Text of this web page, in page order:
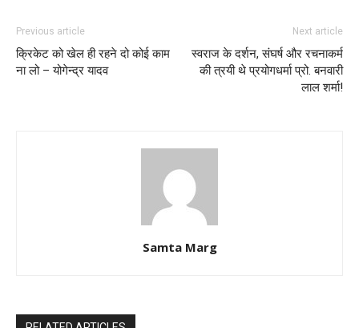
Previous article
क्रिकेट को खेल ही रहने दो कोई काम
ना लो – योगेन्द्र यादव
Next article
स्वराज के दर्शन, संघर्ष और रचनाकर्म
की त्रयी थे प्रयोगधर्मा प्रो. बनवारी
लाल शर्मा!
Samta Marg